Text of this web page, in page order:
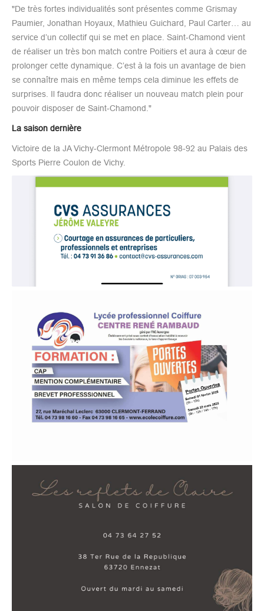
"De très fortes individualités sont présentes comme Grismay
Paumier, Jonathan Hoyaux, Mathieu Guichard, Paul Carter… au
service d’un collectif qui se met en place. Saint-Chamond vient
de réaliser un très bon match contre Poitiers et aura à cœur de
prolonger cette dynamique. C’est à la fois un avantage de bien
se connaître mais en même temps cela diminue les effets de
surprises. Il faudra donc réaliser un nouveau match plein pour
pouvoir disposer de Saint-Chamond."
La saison dernière
Victoire de la JA Vichy-Clermont Métropole 98-92 au Palais des
Sports Pierre Coulon de Vichy.